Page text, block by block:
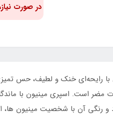
در صورت
با رایحه‌ای خنک و لطیف، حس
مضر است. اسپری مینیون با
رنگی آن با شخصیت مینیون ها،